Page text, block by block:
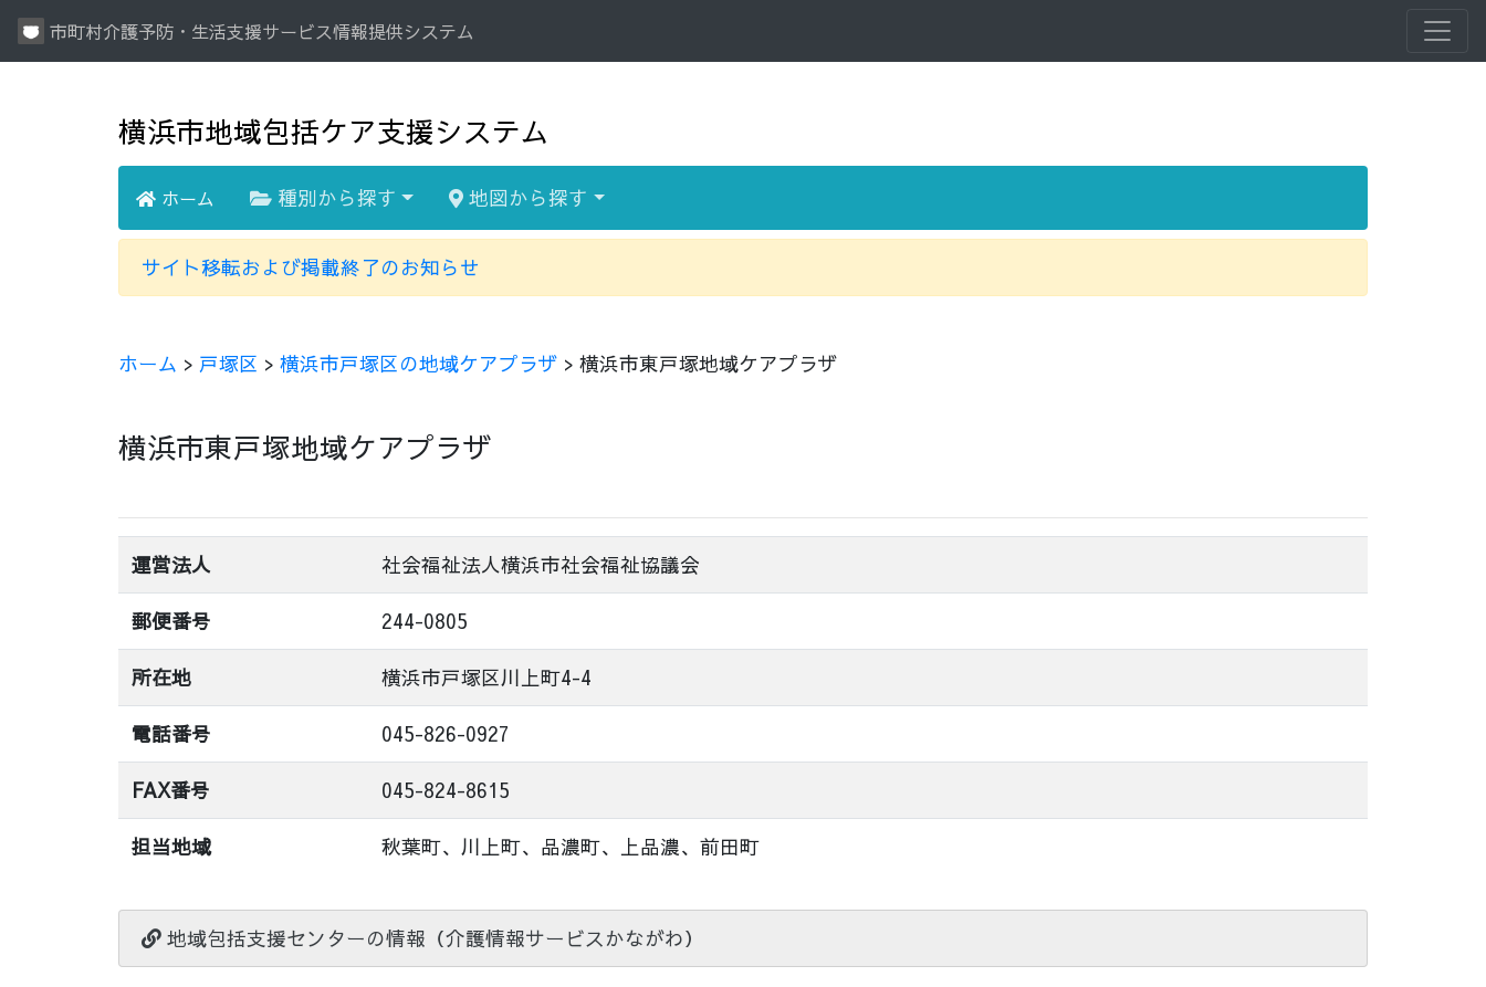
市町村介護予防・生活支援サービス情報提供システム
横浜市地域包括ケア支援システム
ホーム 種別から探す 地図から探す
サイト移転および掲載終了のお知らせ
ホーム > 戸塚区 > 横浜市戸塚区の地域ケアプラザ > 横浜市東戸塚地域ケアプラザ
横浜市東戸塚地域ケアプラザ
運営法人 社会福祉法人横浜市社会福祉協議会
郵便番号 244-0805
所在地 横浜市戸塚区川上町4-4
電話番号 045-826-0927
FAX番号 045-824-8615
担当地域 秋葉町、川上町、品濃町、上品濃、前田町
地域包括支援センターの情報（介護情報サービスかながわ）